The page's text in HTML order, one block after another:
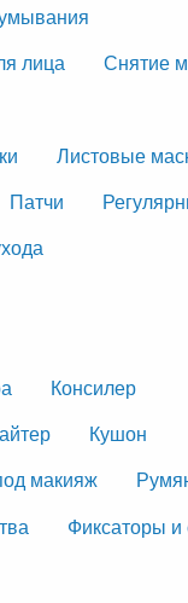
лица
Снятие
Листовые
Патчи
Консилер
Кушон
макияж
Фиксаторы и